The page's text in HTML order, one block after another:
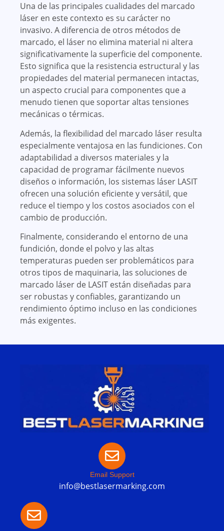
Una de las principales cualidades del marcado
láser en este contexto es su carácter no
invasivo. A diferencia de otros métodos de
marcado, el láser no elimina material ni altera
significativamente la superficie del componente.
Esto significa que la resistencia estructural y las
propiedades del material permanecen intactas,
un aspecto crucial para componentes que a
menudo tienen que soportar altas tensiones
mecánicas o térmicas.
Además, la flexibilidad del marcado láser resulta
especialmente ventajosa en las fundiciones. Con
adaptabilidad a diversos materiales y la
capacidad de programar fácilmente nuevos
diseños o información, los sistemas láser LASIT
ofrecen una solución eficiente y versátil, que
reduce el tiempo y los costos asociados con el
cambio de producción.
Finalmente, considerando el entorno de una
fundición, donde el polvo y las altas
temperaturas pueden ser problemáticos para
otros tipos de maquinaria, las soluciones de
marcado láser de LASIT están diseñadas para
ser robustas y confiables, garantizando un
rendimiento óptimo incluso en las condiciones
más exigentes.
Email Support
info@bestlasermarking.com